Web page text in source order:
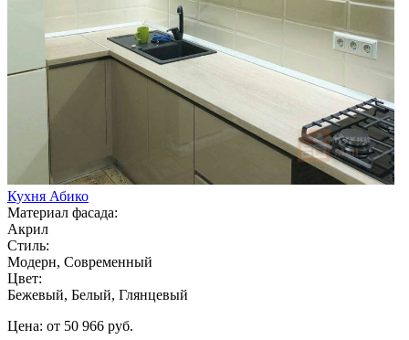
Кухня Абико
Материал фасада:
Акрил
Стиль:
Модерн, Современный
Цвет:
Бежевый, Белый, Глянцевый
Цена: от 50 966 руб.